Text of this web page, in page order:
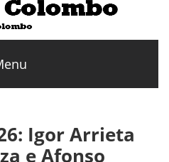
Igor Arrieta
e Afonso